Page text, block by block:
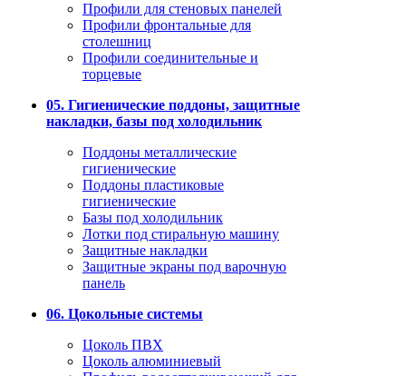
Профили для стеновых панелей
Профили фронтальные для
столешниц
Профили соединительные и
торцевые
05. Гигиенические поддоны, защитные
накладки, базы под холодильник
Поддоны металлические
гигиенические
Поддоны пластиковые
гигиенические
Базы под холодильник
Лотки под стиральную машину
Защитные накладки
Защитные экраны под варочную
панель
06. Цокольные системы
Цоколь ПВХ
Цоколь алюминиевый